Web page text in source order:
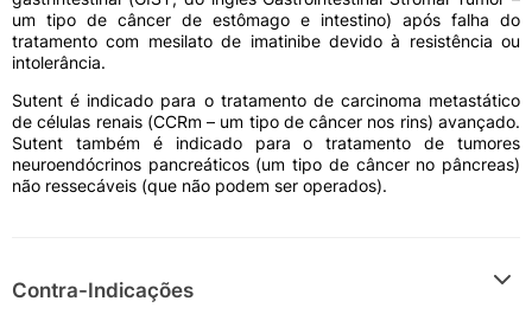
observadas geralmente entre 6 e 12 horas após
administração oral.
um tipo de câncer de estômago e intestino) após falha do
tratamento com mesilato de imatinibe devido à resistência ou
intolerância.
Sutent é indicado para o tratamento de carcinoma metastático
de células renais (CCRm – um tipo de câncer nos rins) avançado.
Sutent também é indicado para o tratamento de tumores
neuroendócrinos pancreáticos (um tipo de câncer no pâncreas)
não ressecáveis (que não podem ser operados).
Contra-Indicações